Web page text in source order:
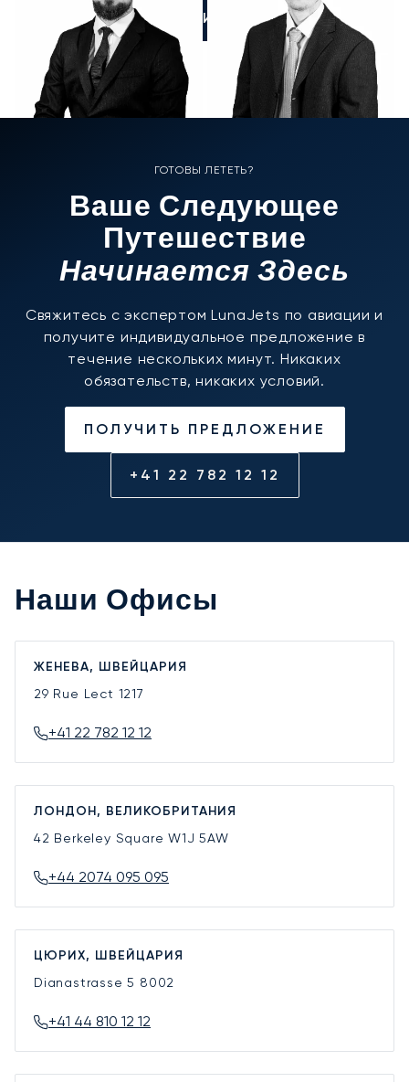
ПОЗВОНИТЕ НАМ
ГОТОВЫ ЛЕТЕТЬ?
Ваше Следующее
Путешествие
Начинается Здесь
Свяжитесь с экспертом LunaJets по авиации и
получите индивидуальное предложение в
течение нескольких минут. Никаких
обязательств, никаких условий.
ПОЛУЧИТЬ ПРЕДЛОЖЕНИЕ
+41 22 782 12 12
Наши Офисы
ЖЕНЕВА, ШВЕЙЦАРИЯ
29 Rue Lect 1217
+41 22 782 12 12
ЛОНДОН, ВЕЛИКОБРИТАНИЯ
42 Berkeley SquareW1J 5AW
+44 2074 095 095
ЦЮРИХ, ШВЕЙЦАРИЯ
Dianastrasse 5 8002
+41 44 810 12 12